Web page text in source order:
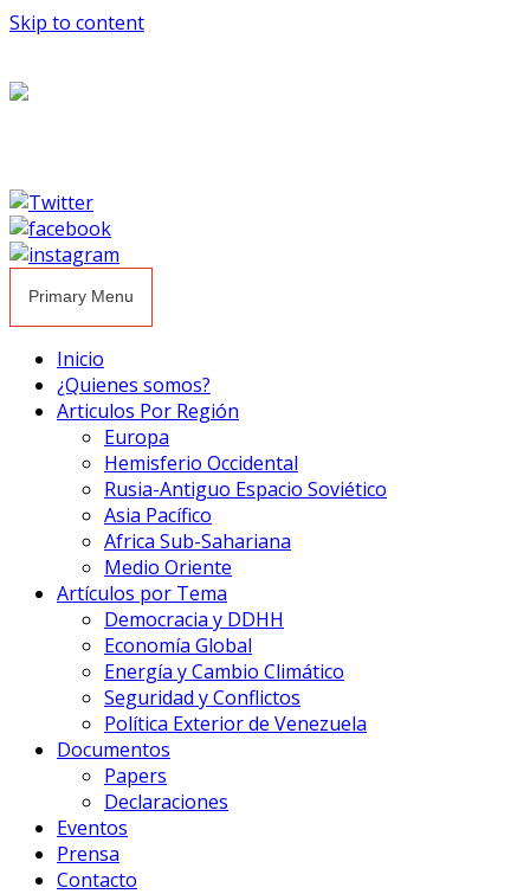
Skip to content
Primary Menu
Inicio
¿Quienes somos?
Articulos Por Región
Europa
Hemisferio Occidental
Rusia-Antiguo Espacio Soviético
Asia Pacífico
Africa Sub-Sahariana
Medio Oriente
Artículos por Tema
Democracia y DDHH
Economía Global
Energía y Cambio Climático
Seguridad y Conflictos
Política Exterior de Venezuela
Documentos
Papers
Declaraciones
Eventos
Prensa
Contacto